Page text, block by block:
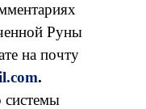
Руны
на почту
.
системы